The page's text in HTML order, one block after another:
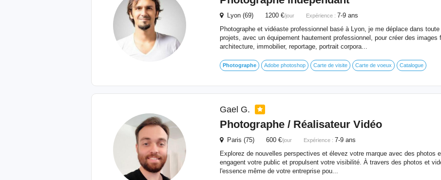
Lyon (69) 1200 €/jour Expérience : 7-9 ans
Photographe et vidéaste professionnel basé à Lyon, je me déplace dans
projets, avec un équipement hautement professionnel, pour créer des images
architecture, immobilier, reportage, portrait corpora...
Photographe Adobe photoshop Carte de visite Carte de voeux Catalogue
Gael G.
Photographe/ Réalisateur Vidéo
Paris (75) 600 €/jour Expérience : 7-9 ans
Explorez de nouvelles perspectives et élevez votre marque avec des photos
engagent votre public et propulsent votre visibilité. À travers des photos et
l'essence même de votre entreprise pou...